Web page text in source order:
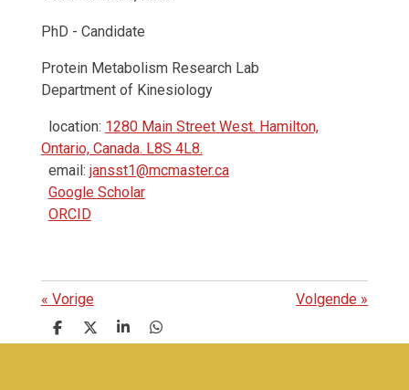
PhD - Candidate
Protein Metabolism Research Lab
Department of Kinesiology
location: 1280 Main Street West. Hamilton,
Ontario, Canada. L8S 4L8.
email: jansst1@mcmaster.ca
Google Scholar
ORCID
« Vorige Volgende »
D
e
D
e
S
h
D
e